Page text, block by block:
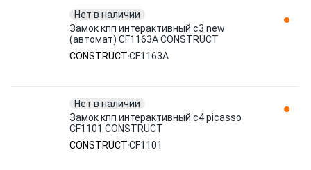
Нет в наличии
Замок кпп интерактивный c3 new
(автомат) CF1163A CONSTRUCT
CONSTRUCTCF1163A
Нет в наличии
Замок кпп интерактивный c4 picasso
CF1101 CONSTRUCT
CONSTRUCTCF1101